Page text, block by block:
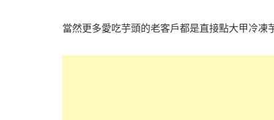
當然更多愛吃芋頭的老客戶都是直接點大甲冷凍